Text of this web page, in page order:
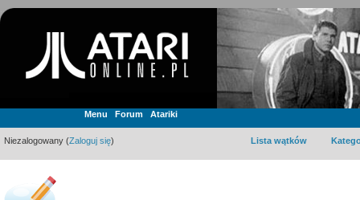
Menu Forum Atariki
Niezalogowany (Zaloguj się) Lista wątków